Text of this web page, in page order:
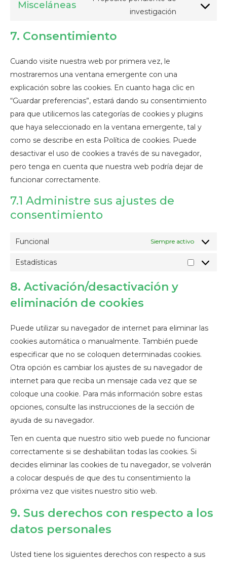
stars-
service
Misceláneas
investigación
Consent
7. Consentimiento
Cuando visite nuestra web por primera vez, le
mostraremos una ventana emergente con una
explicación sobre las cookies. En cuanto haga clic en
“Guardar preferencias”, estará dando su consentimiento
para que utilicemos las categorías de cookies y plugins
que haya seleccionado en la ventana emergente, tal y
como se describe en esta Política de cookies. Puede
desactivar el uso de cookies a través de su navegador,
pero tenga en cuenta que nuestra web podría dejar de
funcionar correctamente.
7.1 Administre sus ajustes de
consentimiento
Funcional Siempre activo
Estadísticas
8. Activación/desactivación y
eliminación de cookies
Puede utilizar su navegador de internet para eliminar las
cookies automática o manualmente. También puede
especificar que no se coloquen determinadas cookies.
Otra opción es cambiar los ajustes de su navegador de
internet para que reciba un mensaje cada vez que se
coloque una cookie. Para más información sobre estas
opciones, consulte las instrucciones de la sección de
ayuda de su navegador.
Ten en cuenta que nuestro sitio web puede no funcionar
correctamente si se deshabilitan todas las cookies. Si
decides eliminar las cookies de tu navegador, se volverán
a colocar después de que des tu consentimiento la
próxima vez que visites nuestro sitio web.
9. Sus derechos con respecto a los
datos personales
Usted tiene los siguientes derechos con respecto a sus